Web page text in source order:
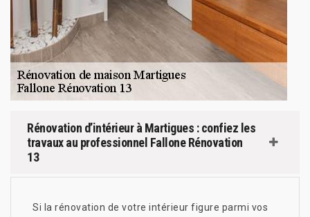
Rénovation d’intérieur à Martigues : confiez les
travaux au professionnel Fallone Rénovation
13
Si la rénovation de votre intérieur figure parmi vos